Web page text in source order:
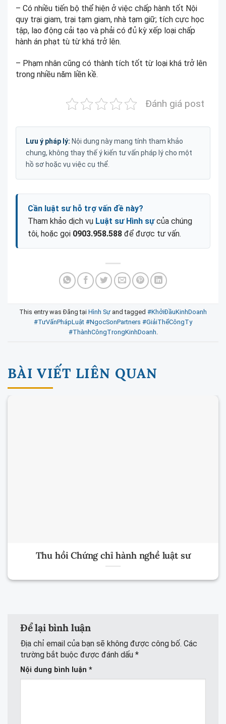
– Có nhiều tiến bộ thể hiện ở việc chấp hành tốt Nội
quy trại giam, trại tạm giam, nhà tạm giữ; tích cực học
tập, lao động cải tạo và phải có đủ kỳ xếp loại chấp
hành án phạt tù từ khá trở lên.
– Phạm nhân cũng có thành tích tốt từ loại khá trở lên
trong nhiều năm liền kề.
Đánh giá post
Lưu ý pháp lý: Nội dung này mang tính tham khảo
chung, không thay thế ý kiến tư vấn pháp lý cho một
hồ sơ hoặc vụ việc cụ thể.
Cần luật sư hỗ trợ vấn đề này?
Tham khảo dịch vụ Luật sư Hình sựcủa chúng
tôi, hoặc gọi 0903.958.588 để được tư vấn.
This entry was Đăng tại Hình Sự and tagged #KhởiĐầuKinhDoanh
#TưVấnPhápLuật #NgocSonPartners #GiảiThểCôngTy
#ThànhCôngTrongKinhDoanh.
BÀI VIẾT LIÊN QUAN
Thu hồi Chứng chỉ hành nghề luật sư
Để lại bình luận
Địa chỉ email của bạn sẽ không được công bố. Các
trường bắt buộc được đánh dấu *
Nội dung bình luận *